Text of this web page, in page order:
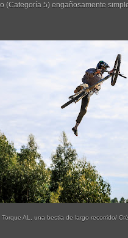
(Categoría 5) engañosamente
AL, una bestia de largo recorrido/